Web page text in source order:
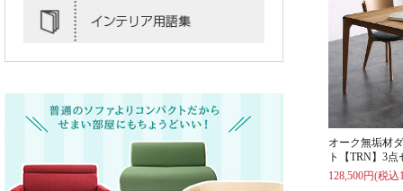
オーク無垢材
ト【TRN】3点
128,500円(税込